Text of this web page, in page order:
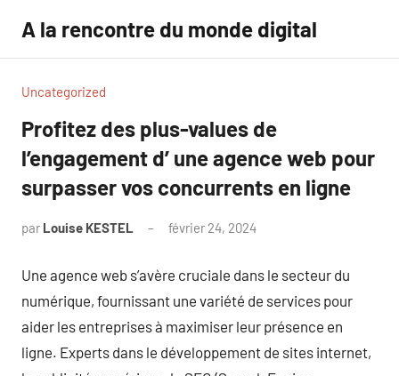
contenu
A la rencontre du monde digital
Uncategorized
Profitez des plus-values de
l’engagement d’ une agence web pour
surpasser vos concurrents en ligne
par Louise KESTEL février 24, 2024
Une agence web s’avère cruciale dans le secteur du
numérique, fournissant une variété de services pour
aider les entreprises à maximiser leur présence en
ligne. Experts dans le développement de sites internet,